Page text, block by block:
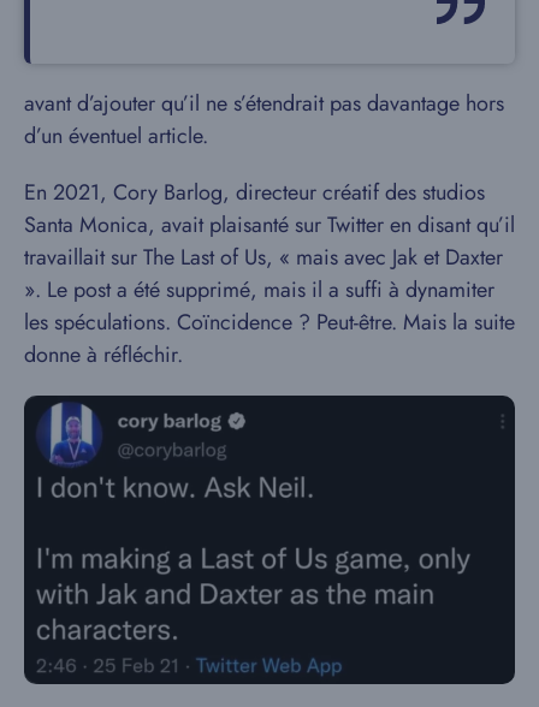
avant d’ajouter qu’il ne s’étendrait pas davantage hors
d’un éventuel article.
En 2021, Cory Barlog, directeur créatif des studios
Santa Monica, avait plaisanté sur Twitter en disant qu’il
travaillait sur The Last of Us, « mais avec Jak et Daxter
». Le post a été supprimé, mais il a suffi à dynamiter
les spéculations. Coïncidence ? Peut-être. Mais la suite
donne à réfléchir.